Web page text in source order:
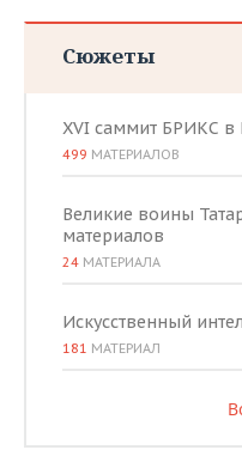
Сюжеты
XVI саммит БРИКС в
499 МАТЕРИАЛОВ
Великие воины
материалов
24 МАТЕРИАЛА
Искусственный
181 МАТЕРИАЛ